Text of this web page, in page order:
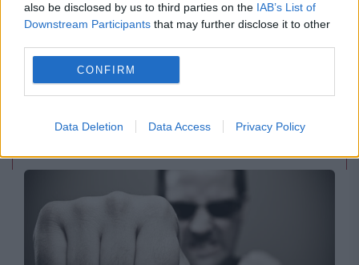
also be disclosed by us to third parties on the IAB’s List of
Downstream Participants that may further disclose it to other
CONFIRM
Data Deletion Data Access Privacy Policy
POLITICA
PSD cere activarea mecanismului european
de urgență pentru energie și susține
adresa lui Bolojan